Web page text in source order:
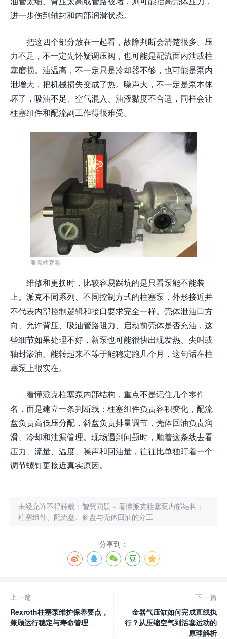
进一步伤到轴封和内部润滑状态。
把这四个部分放在一起看，故障判断会清楚很多。压
力不足，不一定先怀疑调压阀，也可能是配流面内泄或柱
塞磨损。油温高，不一定只是冷却器不够，也可能是泵内
泄增大，把机械损失变成了热。噪声大，不一定是泵本体
坏了，吸油不足、空气混入、油液黏度不合适，同样会让
柱塞组件和配流副工作得很难受。
派克柱塞泵
维修和更换时，比较容易踩坑的是只看泵能不能装
上。派克不同系列、不同控制方式的柱塞泵，外形接近并
不代表内部控制逻辑和接口要求完全一样。壳体泄油口方
向、允许背压、吸油管路阻力、启动前壳体是否充油，这
些细节如果处理不好，新泵也可能很快出现发热、尖叫或
轴封渗油。能转起来不等于能稳定跑几个月，这句话在柱
塞泵上很实在。
看懂派克柱塞泵内部结构，重点不是记住几个零件
名，而是建立一条判断线：柱塞组件负责容积变化，配流
盘负责高低压分配，斜盘负责排量调节，壳体回油负责润
滑、冷却和泄漏管理。现场遇到问题时，顺着这条线去看
压力、流量、温度、噪声和回油量，往往比单独盯着一个
调节螺钉更接近真实原因。
未经允许不得转载： 智慧问题 » 看懂派克柱塞泵内部结构：
柱塞组件、配流盘、斜盘与壳体回油的分工
分享到：
上一篇
Rexroth柱塞泵维护保养要点，
兼顾运行稳定与寿命管理
下一篇
金器气压缸如何完成直线执
行？从压缩空气到活塞运动的
原理解析